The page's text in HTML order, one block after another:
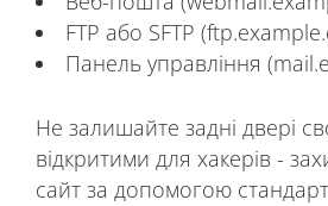
FTP або SFTP
Панель управління
Не залишайте задні двері
відкритими для хакерів -
сайт за допомогою